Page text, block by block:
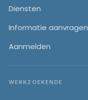
Diensten
Informatie aanvragen
Aanmelden
WERKZOEKENDE